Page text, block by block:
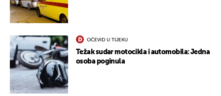
OČEVID U TIJEKU
Težak sudar motocikla i automobila: Jedna
osoba poginula